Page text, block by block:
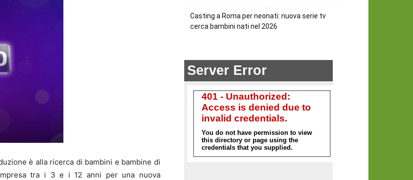
è alla ricerca di bambini e bambine di
tra i 3 e i 12 anni per una nuova
Casting a Roma per neonati: nuova serie tv
cerca bambini nati nel 2026